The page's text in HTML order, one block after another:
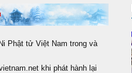
Phật tử Việt Nam trong và
khi phát hành lại